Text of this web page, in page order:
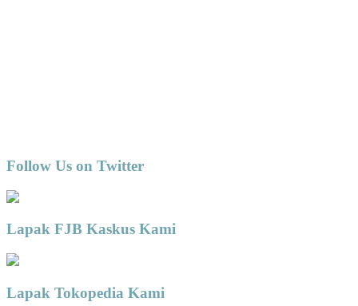
Follow Us on Twitter
Lapak FJB Kaskus Kami
Lapak Tokopedia Kami